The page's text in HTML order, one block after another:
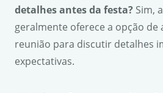
detalhes antes da festa? Sim,
geralmente oferece a opção de
reunião para discutir detalhes
expectativas.